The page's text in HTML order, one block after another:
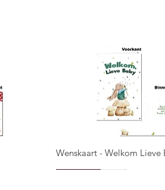
Quick View
Wenskaart - Welkom Lieve